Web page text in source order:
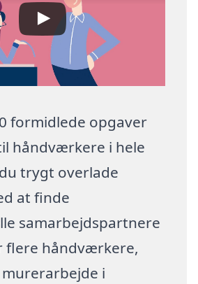
formidlede opgaver
håndværkere i hele
trygt overlade
at finde
samarbejdspartnere
flere håndværkere,
i